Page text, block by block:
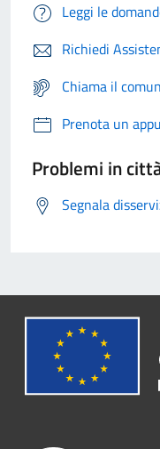
Leggi le
Richiedi
Chiama il
Prenota un
Problemi in
Segnala